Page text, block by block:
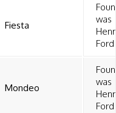
Fiesta
was
Ford
Mondeo
was
Ford